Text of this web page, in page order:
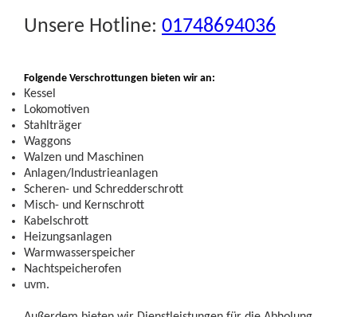
Unsere Hotline: 01748694036
Folgende Verschrottungen bieten wir an:
Kessel
Lokomotiven
Stahlträger
Waggons
Walzen und Maschinen
Anlagen/Industrieanlagen
Scheren- und Schredderschrott
Misch- und Kernschrott
Kabelschrott
Heizungsanlagen
Warmwasserspeicher
Nachtspeicherofen
uvm.